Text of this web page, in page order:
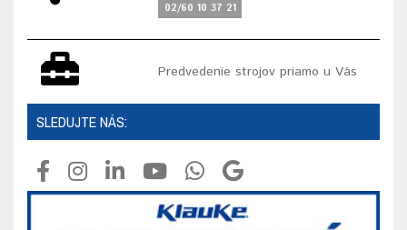
02/60 10 37 21
Predvedenie strojov priamo u Vás
SLEDUJTE NÁS: